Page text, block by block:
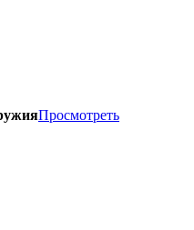
Просмотреть